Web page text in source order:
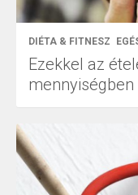
DIÉTA & FITNESZ
Ezekkel az